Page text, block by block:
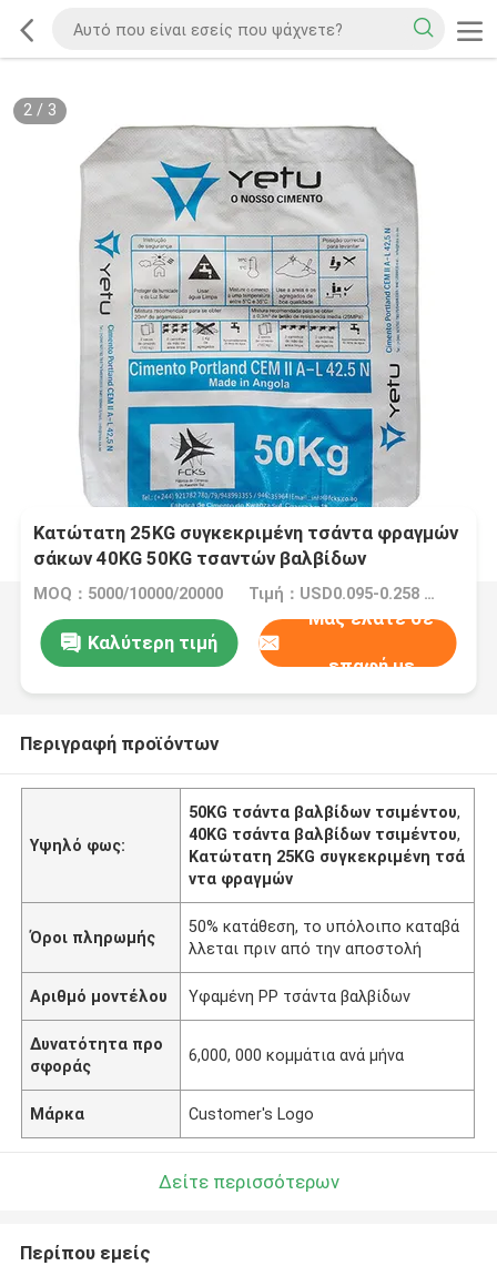
2/ 3
Κατώτατη 25KG συγκεκριμένη τσάντα φραγμών
σάκων 40KG 50KG τσαντών βαλβίδων
τσιμέντου αστεριών PP αγγελιών
MOQ：5000/10000/20000 Τιμή：USD0.095-0.258 per piece
Καλύτερη τιμή
Μας ελάτε σε
επαφή με
Περιγραφή προϊόντων
Υψηλό φως:
50KG τσάντα βαλβίδων τσιμέντου,
40KG τσάντα βαλβίδων τσιμέντου,
Κατώτατη 25KG συγκεκριμένη τσά
ντα φραγμών
Όροι πληρωμής
50% κατάθεση, το υπόλοιπο καταβά
λλεται πριν από την αποστολή
Αριθμό μοντέλου Υφαμένη PP τσάντα βαλβίδων
Δυνατότητα προ
σφοράς
6,000, 000 κομμάτια ανά μήνα
Μάρκα Customer's Logo
Δείτε περισσότερων
Περίπου εμείς